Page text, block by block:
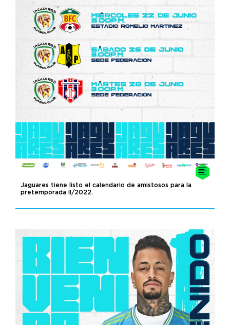
Jaguares tiene listo el calendario de amistosos para la
pretemporada II/2022.